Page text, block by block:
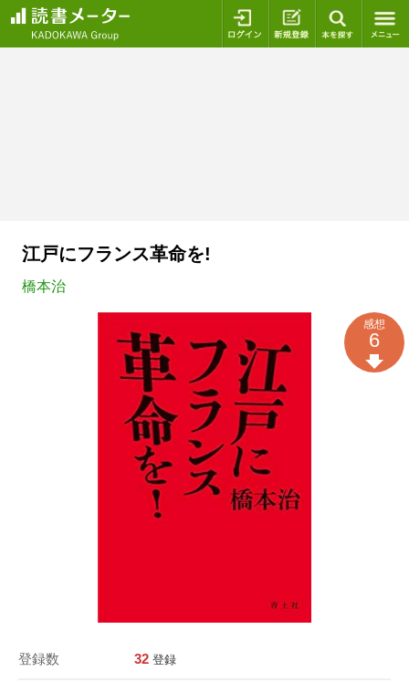
ログイン 新規登録
江戸にフランス革命を!
橋本治
登録数 32 登録
感想
6